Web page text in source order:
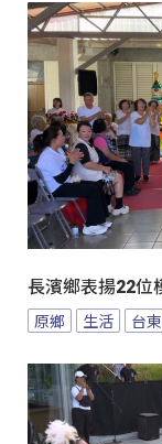
長濱鄉表揚22位
原鄉 生活 台